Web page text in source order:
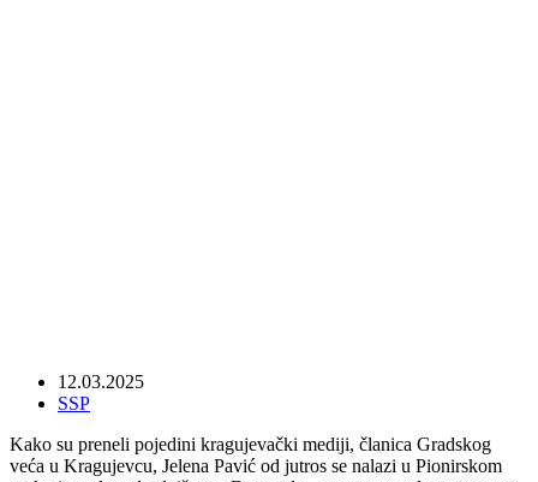
12.03.2025
SSP
Kako su preneli pojedini kragujevački mediji, članica Gradskog
veća u Kragujevcu, Jelena Pavić od jutros se nalazi u Pionirskom